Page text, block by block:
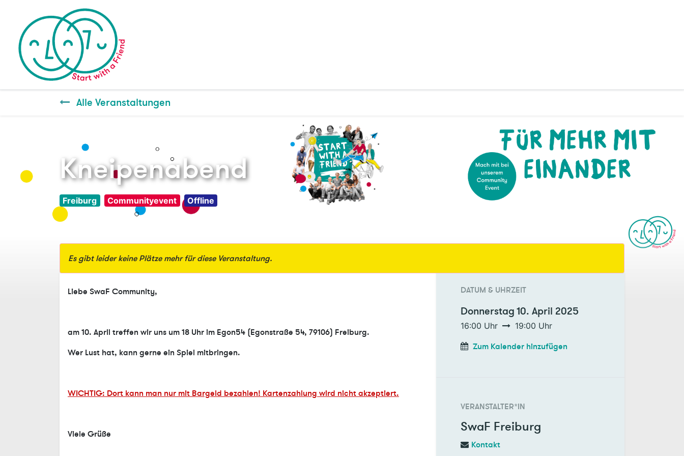
Alle Veranstaltungen
Kneipenabend
Freiburg Communityevent Offline
Es gibt leider keine Plätze mehr für diese Veranstaltung.
Liebe SwaF Community,
am 10. April treffen wir uns um 18 Uhr im Egon54 (Egonstraße 54, 79106) Freiburg.
Wer Lust hat, kann gerne ein Spiel mitbringen.
WICHTIG: Dort kann man nur mit Bargeld bezahlen! Kartenzahlung wird nicht akzeptiert.
Viele Grüße
DATUM & UHRZEIT
Donnerstag10. April 2025
16:00 Uhr 19:00 Uhr
Zum Kalender hinzufügen
VERANSTALTER*IN
SwaF Freiburg
Kontakt